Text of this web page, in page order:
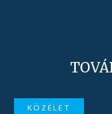
KÖZÉLET